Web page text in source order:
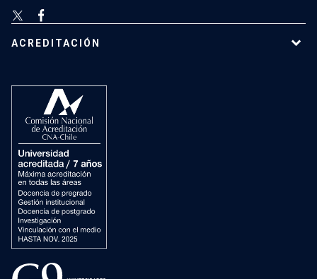
ACREDITACIÓN